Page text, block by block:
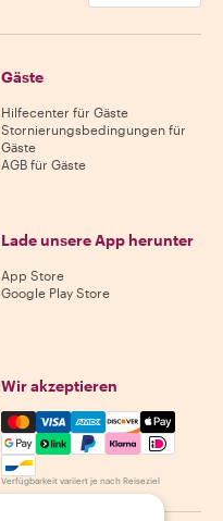
Gäste
Hilfecenter für Gäste
Stornierungsbedingungen für
Gäste
AGB für Gäste
Lade unsere App herunter
App Store
Google Play Store
Wir akzeptieren
Mastercard, Visa, Amex,
Verfügbarkeit variiert je nach Reiseziel